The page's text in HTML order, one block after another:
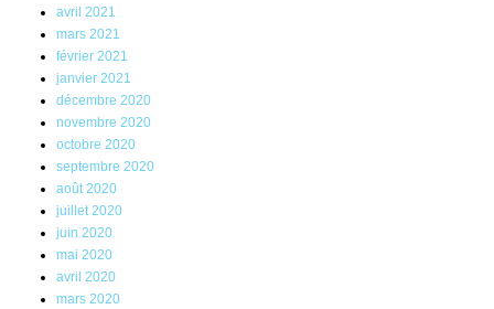
avril 2021
mars 2021
février 2021
janvier 2021
décembre 2020
novembre 2020
octobre 2020
septembre 2020
août 2020
juillet 2020
juin 2020
mai 2020
avril 2020
mars 2020